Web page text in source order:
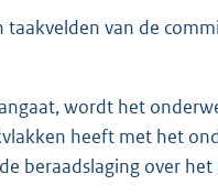
taakvelden van de
wordt het
heeft met het
beraadslaging over